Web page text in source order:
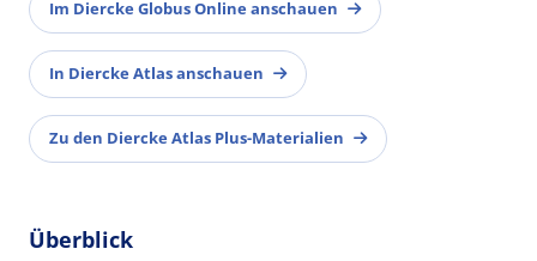
Im Diercke Globus Online anschauen
In Diercke Atlas anschauen
Zu den Diercke Atlas Plus-Materialien
Überblick